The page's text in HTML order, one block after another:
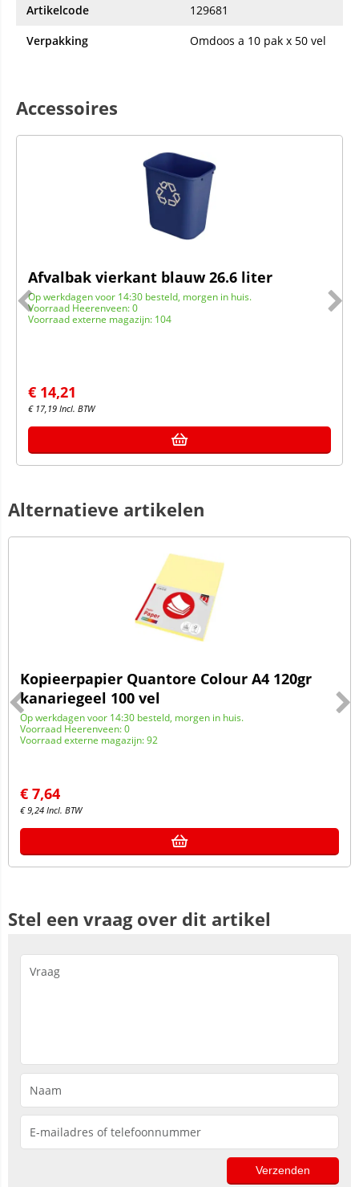
Artikelcode
129681
Verpakking
Omdoos a 10 pak x 50 vel
Accessoires
Afvalbak vierkant blauw 26.6 liter
Op werkdagen voor 14:30 besteld, morgen in huis.
Voorraad Heerenveen: 0
Voorraad externe magazijn: 104
€ 14,21
€ 17,19 Incl. BTW
Alternatieve artikelen
Kopieerpapier Quantore Colour A4 120gr
kanariegeel 100 vel
Op werkdagen voor 14:30 besteld, morgen in huis.
Voorraad Heerenveen: 0
Voorraad externe magazijn: 92
€ 7,64
€9,24 Incl. BTW
Stel een vraag over dit artikel